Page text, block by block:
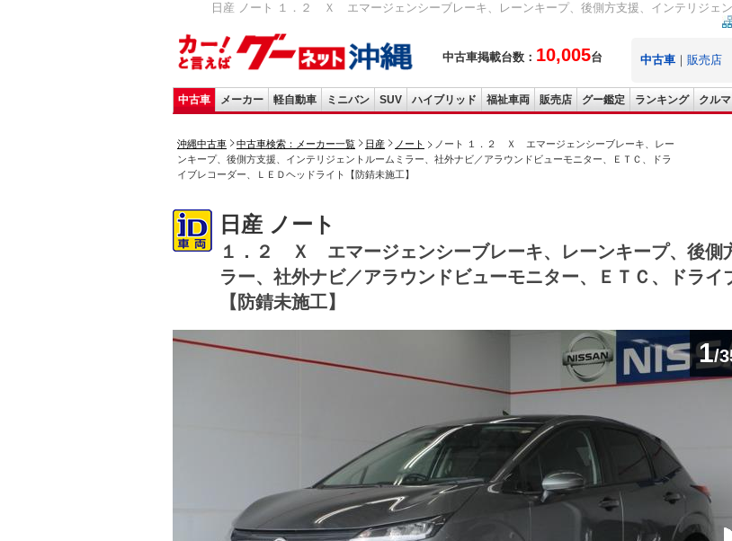
日産 ノート １．２ Ｘ エマージェンシーブレーキ、レーンキープ、後側方支援、インテリジェ
中古車掲載台数： 10,005台 中古車 ｜ 販売店
中古車 メーカー 軽自動車 ミニバン SUV ハイブリッド 福祉車両 販売店 グー鑑定 ランキング クル
沖縄中古車 中古車検索：メーカー一覧 日産 ノート
ノート １．２ Ｘ エマージェンシーブレーキ、レー
ンキープ、後側方支援、インテリジェントルームミラー、社外ナビ／アラウンドビューモニター、ＥＴＣ、ドラ
イブレコーダー、ＬＥＤヘッドライト【防錆未施工】
日産 ノート
１．２ Ｘ エマージェンシーブレーキ、レーンキープ、後側
ラー、社外ナビ／アラウンドビューモニター、ＥＴＣ、ドライ
【防錆未施工】
1/